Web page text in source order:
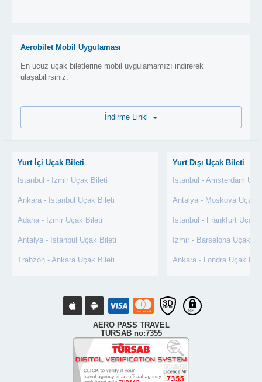
Aerobilet Mobil Uygulaması
En ucuz uçak biletlerine mobil uygulamamızı indirerek
ulaşabilirsiniz.
Yurt İçi Uçak Bileti
İstanbul - İzmir Uçak Bileti
Ankara - İstanbul Uçak Bileti
Adana - İzmir Uçak Bileti
Antalya - İstanbul Uçak Bileti
Trabzon - Ankara Uçak Bileti
Yurt Dışı Uçak Bileti
İstanbul - Amsterdam
Antalya - Moskova Uçak
İstanbul - Frankfurt Uçak
İzmir - Barselona Uçak
Ankara - Londra Uçak
AERO PASS TRAVEL
TURSAB no:7355